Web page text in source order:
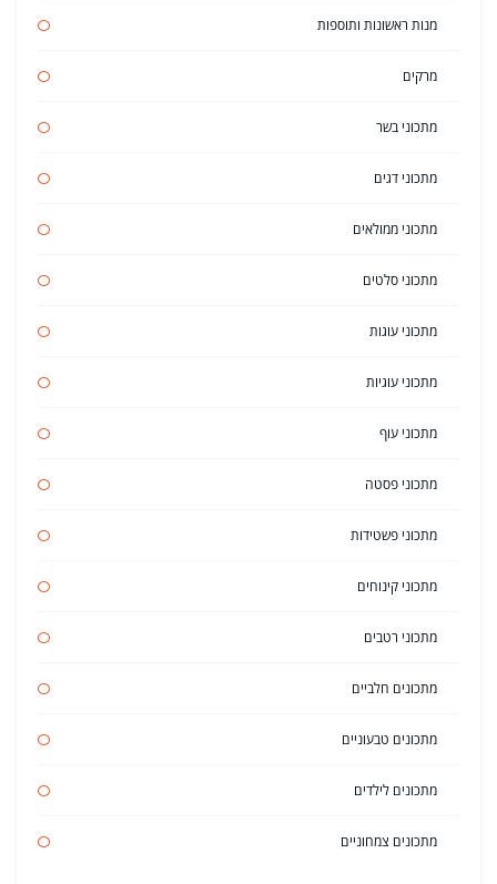
מנות ראשונות ותוספות
מרקים
מתכוני בשר
מתכוני דגים
מתכוני ממולאים
מתכוני סלטים
מתכוני עוגות
מתכוני עוגיות
מתכוני עוף
מתכוני פסטה
מתכוני פשטידות
מתכוני קינוחים
מתכוני רטבים
מתכונים חלביים
מתכונים טבעוניים
מתכונים לילדים
מתכונים צמחוניים